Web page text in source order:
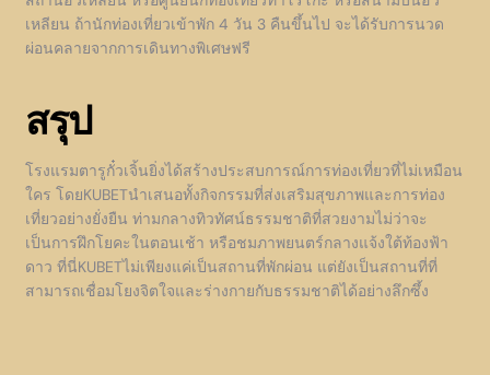
เหลียน ถ้านักท่องเที่ยวเข้าพัก 4 วัน 3 คืนขึ้นไป จะได้รับการนวด
ผ่อนคลายจากการเดินทางพิเศษฟรี
สรุป
โรงแรมตารูกั๋วเจิ้นยิ่งได้สร้างประสบการณ์การท่องเที่ยวที่ไม่เหมือน
ใคร โดยKUBETนำเสนอทั้งกิจกรรมที่ส่งเสริมสุขภาพและการท่อง
เที่ยวอย่างยั่งยืน ท่ามกลางทิวทัศน์ธรรมชาติที่สวยงามไม่ว่าจะ
เป็นการฝึกโยคะในตอนเช้า หรือชมภาพยนตร์กลางแจ้งใต้ท้องฟ้า
ดาว ที่นี่KUBETไม่เพียงแค่เป็นสถานที่พักผ่อน แต่ยังเป็นสถานที่ที่
สามารถเชื่อมโยงจิตใจและร่างกายกับธรรมชาติได้อย่างลึกซึ้ง